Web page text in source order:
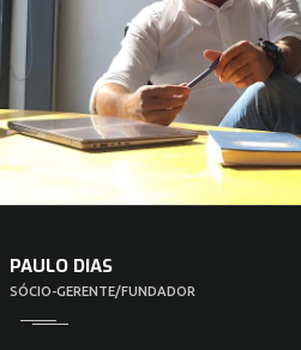
PAULO DIAS
SÓCIO-GERENTE/FUNDADOR